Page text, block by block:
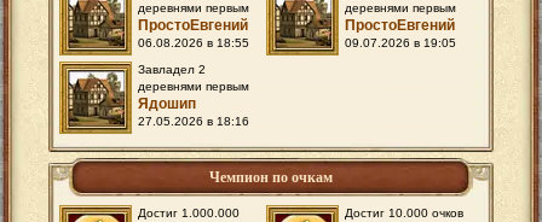
деревнями первым
ПростоЕвгений
06.08.2026 в 18:55
деревнями первым
ПростоЕвгений
09.07.2026 в 19:05
Завладел 2
деревнями первым
Ядошип
27.05.2026 в 18:16
Чемпион по очкам
Достиг 1.000.000
Достиг 10.000 очков